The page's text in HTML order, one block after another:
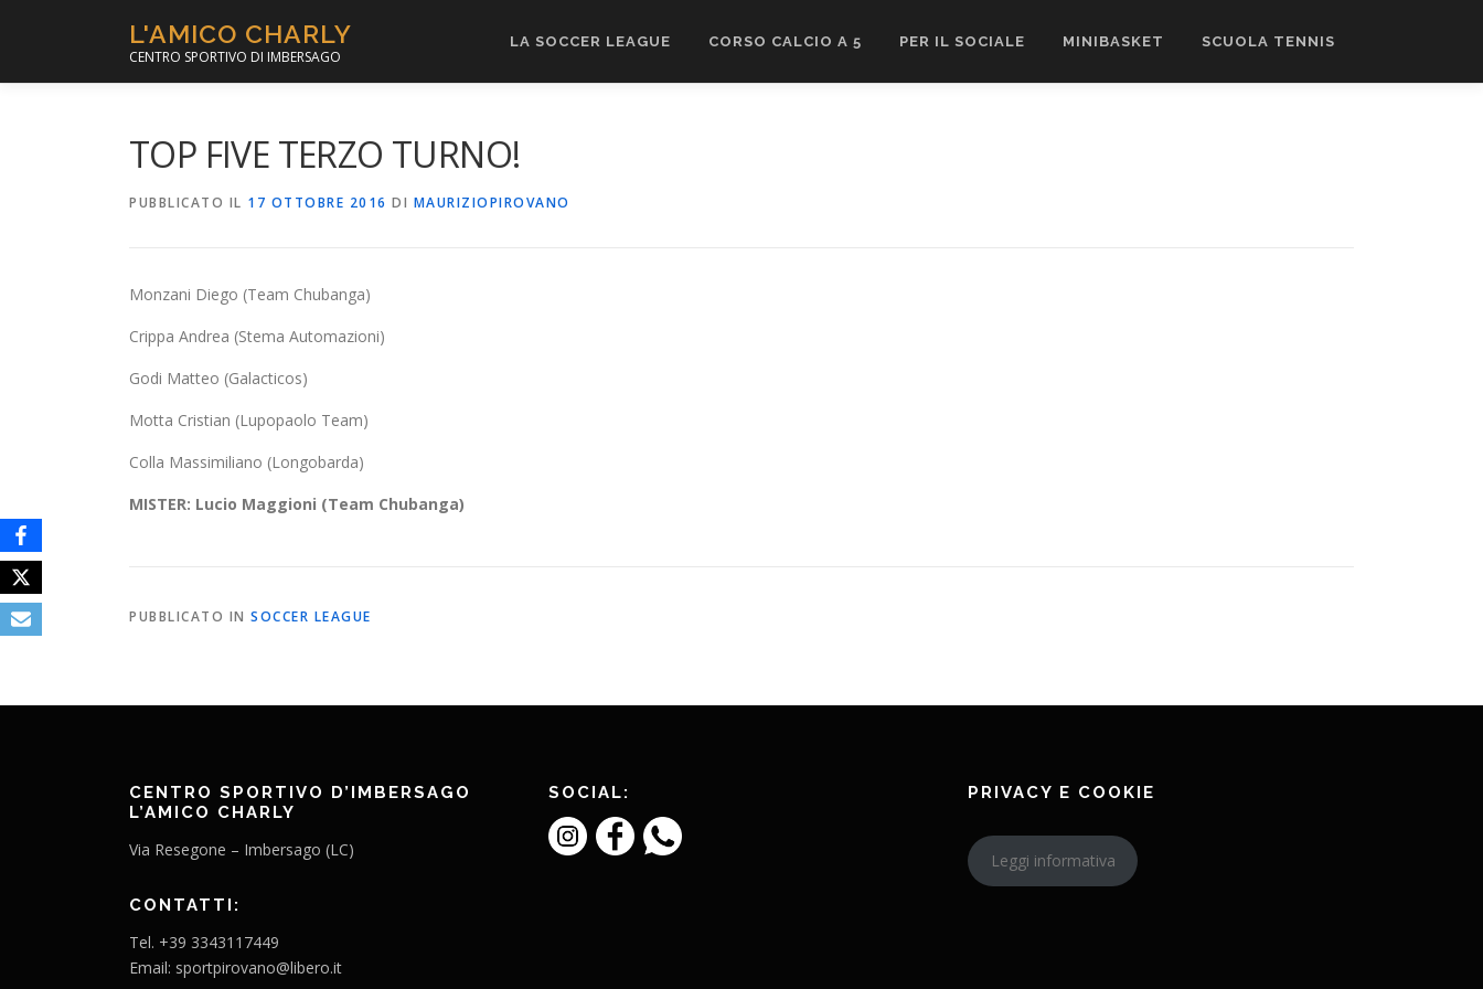
L'AMICO CHARLY
CENTRO SPORTIVO DI IMBERSAGO
LA SOCCER LEAGUE CORSO CALCIO A 5 PER IL SOCIALE MINIBASKET SCUOLA TENNIS
TOP FIVE TERZO TURNO!
PUBBLICATO IL 17 OTTOBRE 2016 DI MAURIZIOPIROVANO
Monzani Diego (Team Chubanga)
Crippa Andrea (Stema Automazioni)
Godi Matteo (Galacticos)
Motta Cristian (Lupopaolo Team)
Colla Massimiliano (Longobarda)
MISTER: Lucio Maggioni (Team Chubanga)
PUBBLICATO IN SOCCER LEAGUE
CENTRO SPORTIVO D’IMBERSAGO
L’AMICO CHARLY
Via Resegone – Imbersago (LC)
CONTATTI:
Tel. +39 3343117449
Email: sportpirovano@libero.it
SOCIAL: PRIVACY E COOKIE
Leggi informativa